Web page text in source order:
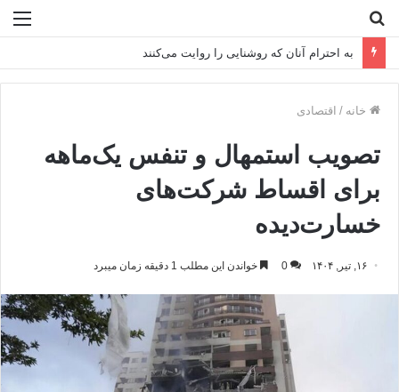
رمزگشایی از یک سوءتفاهم
خانه / اقتصادی
تصویب استمهال و تنفس یک‌ماهه
برای اقساط شرکت‌های
خسارت‌دیده
۱۶, تیر, ۱۴۰۴ 0 خواندن این مطلب 1 دقیقه زمان میبرد